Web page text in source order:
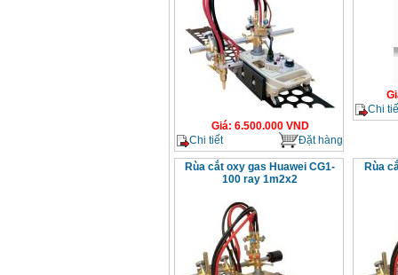
Giá: 6.500.000VND
Chi tiết
Đặt hàng
Chi
Rùa cắt oxy gas Huawei CG1-
100 ray 1m2x2
Rùa